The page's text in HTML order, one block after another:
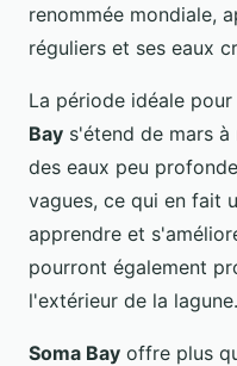
renommée mondiale,
réguliers et ses eaux
La période idéale
Bay s'étend de mars
des eaux peu
vagues, ce qui en fait
apprendre et
pourront également
l'extérieur de la lagune.
Soma Bay offre plus